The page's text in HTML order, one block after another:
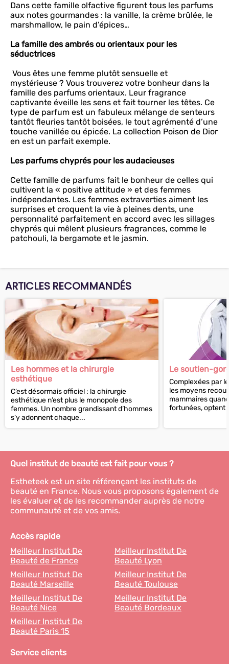
Dans cette famille olfactive figurent tous les parfums
aux notes gourmandes : la vanille, la crème brûlée, le
marshmallow, le pain d’épices…
La famille des ambrés ou orientaux pour les
séductrices
Vous êtes une femme plutôt sensuelle et
mystérieuse ? Vous trouverez votre bonheur dans la
famille des parfums orientaux. Leur fragrance
captivante éveille les sens et fait tourner les têtes. Ce
type de parfum est un fabuleux mélange de senteurs
tantôt fleuries tantôt boisées, le tout agrémenté d’une
touche vanillée ou épicée. La collection Poison de Dior
en est un parfait exemple.
Les parfums chyprés pour les audacieuses
Cette famille de parfums fait le bonheur de celles qui
cultivent la « positive attitude » et des femmes
indépendantes. Les femmes extraverties aiment les
surprises et croquent la vie à pleines dents, une
personnalité parfaitement en accord avec les sillages
chyprés qui mêlent plusieurs fragrances, comme le
patchouli, la bergamote et le jasmin.
ARTICLES RECOMMANDÉS
Les hommes et la chirurgie
esthétique
C’est désormais officiel : la chirurgie
esthétique n’est plus le monopole des
femmes. Un nombre grandissant d’hommes
s’y adonnent chaque...
Le soutien-
Complexées par
les moyens
mammaires
fortunées, optent
Quel institut de beauté est fait pour vous ?
Estheteek est un site référençant les instituts de
beauté en France. Nous vous proposons également de
les évaluer et de les recommander auprès de notre
communauté et de vos amis.
Accès rapide
Meilleur Institut De
Beauté de France
Meilleur Institut De
Beauté Lyon
Meilleur Institut De
Beauté Marseille
Meilleur Institut De
Beauté Toulouse
Meilleur Institut De
Beauté Nice
Meilleur Institut De
Beauté Bordeaux
Meilleur Institut De
Beauté Paris 15
Service clients